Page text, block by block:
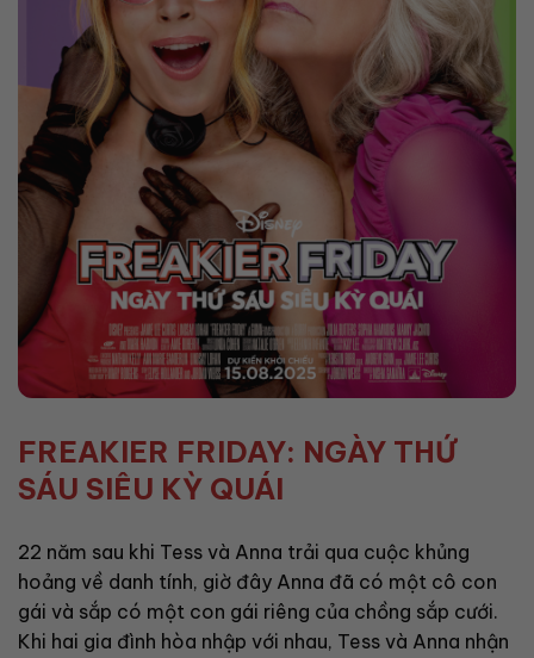
FREAKIER FRIDAY: NGÀY THỨ
SÁU SIÊU KỲ QUÁI
22 năm sau khi Tess và Anna trải qua cuộc khủng
hoảng về danh tính, giờ đây Anna đã có một cô con
gái và sắp có một con gái riêng của chồng sắp cưới.
Khi hai gia đình hòa nhập với nhau, Tess và Anna nhận